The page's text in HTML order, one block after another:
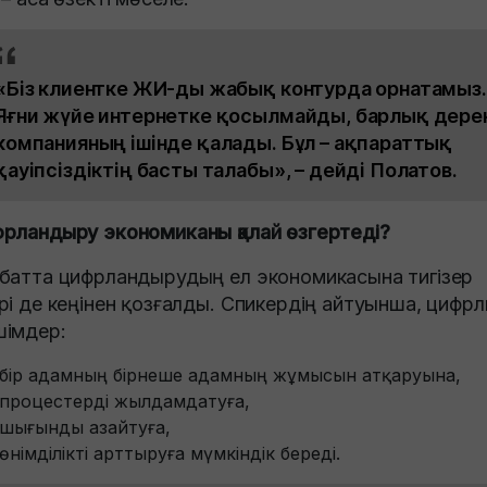
клиентке ЖИ-ды жабық контурда орнатамыз.
жүйе интернетке қосылмайды, барлық
ішінде қалады. Бұл – ақпараттық
басты талабы», – дейді Полатов.
экономиканы қалай өзгертеді?
цифрландырудың ел экономикасына тигізер
де кеңінен қозғалды. Спикердің айтуынша,
бір адамның бірнеше адамның жұмысын атқаруына,
процестерді жылдамдатуға,
шығынды азайтуға,
өнімділікті арттыруға мүмкіндік береді.